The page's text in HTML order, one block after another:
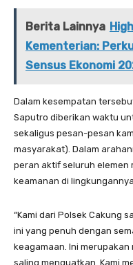
Berita Lainnya
Kementerian:
Sensus Ekonomi
Dalam kesempatan
Saputro diberikan waktu
sekaligus pesan-pesan
masyarakat). Dalam
peran aktif seluruh elemen
keamanan di
“Kami dari Polsek Cakung
ini yang penuh dengan
keagamaan. Ini
saling menguatkan. Kami